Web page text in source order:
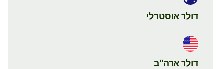
דולר אוסטרלי
דולר ארה"ב